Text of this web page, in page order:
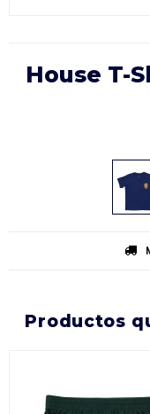
House T-
productos